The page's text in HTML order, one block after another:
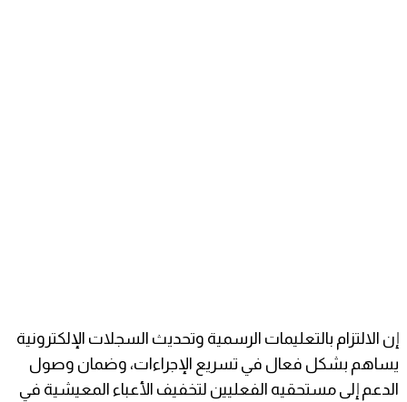
إن الالتزام بالتعليمات الرسمية وتحديث السجلات الإلكترونية
يساهم بشكل فعال في تسريع الإجراءات، وضمان وصول
الدعم إلى مستحقيه الفعليين لتخفيف الأعباء المعيشية في